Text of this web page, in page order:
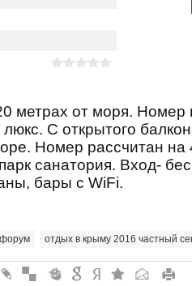
метрах от моря. Номер
С открытого
Номер рассчитан на
санатория. Вход-
бары с WiFi.
отдых в крыму 2016 частный
* # " & 6 Q P R